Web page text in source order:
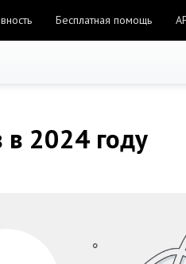
Бесплатная помощь
в 2024 году